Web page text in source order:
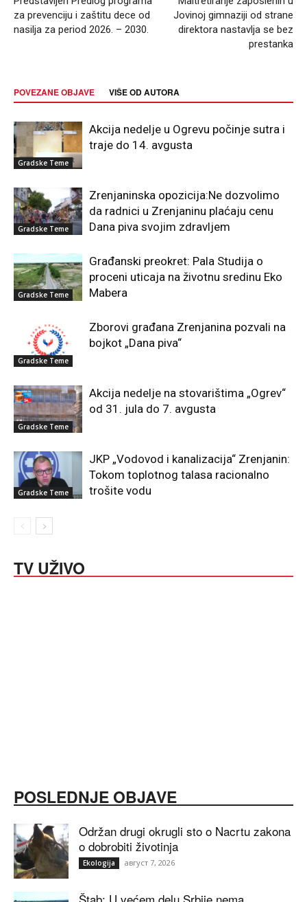
za prevenciju i zaštitu dece od
nasilja za period 2026. – 2030.
Jovinoj gimnaziji od strane
direktora nastavlja se bez
prestanka
POVEZANE OBJAVE VIŠE OD AUTORA
Gradske Teme
Akcija nedelje u Ogrevu počinje sutra i
traje do 14. avgusta
Gradske Teme
Zrenjaninska opozicija:Ne dozvolimo
da radnici u Zrenjaninu plaćaju cenu
Dana piva svojim zdravljem
Gradske Teme
Građanski preokret: Pala Studija o
proceni uticaja na životnu sredinu Eko
Mabera
Gradske Teme
Zborovi građana Zrenjanina pozvali na
bojkot „Dana piva“
Gradske Teme
Akcija nedelje na stovarištima „Ogrev“
od 31. jula do 7. avgusta
Gradske Teme
JKP „Vodovod i kanalizacija“ Zrenjanin:
Tokom toplotnog talasa racionalno
trošite vodu
TV UŽIVO
POSLEDNJE OBJAVE
Održan drugi okrugli sto o Nacrtu zakona
o dobrobiti životinja
Ekologija август 7, 2026